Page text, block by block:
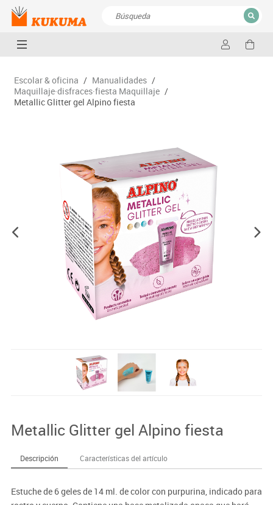
CERRAR
Escolar & oficina / Manualidades /
Maquillaje·disfraces·fiesta Maquillaje /
Metallic Glitter gel Alpino fiesta
Metallic Glitter gel Alpino fiesta
Descripción Características del artículo
Estuche de 6 geles de 14 ml. de color con purpurina, indicado para